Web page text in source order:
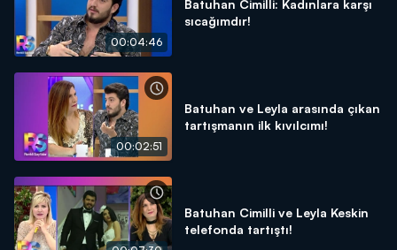
00:04:46
Batuhan Cimilli: Kadınlara karşı
sıcağımdır!
00:02:51
Batuhan ve Leyla arasında çıkan
tartışmanın ilk kıvılcımı!
Batuhan Cimilli ve Leyla Keskin
telefonda tartıştı!